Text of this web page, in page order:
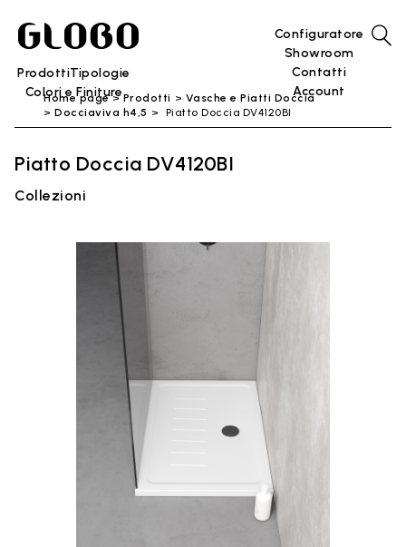
ProdottiTipologie
Colori e Finiture
Configuratore
Showroom
Contatti
Account
Home page Prodotti
Vasche e Piatti Doccia
Docciaviva h4,5
Piatto Doccia DV4120BI
Piatto Doccia DV4120BI
Collezioni